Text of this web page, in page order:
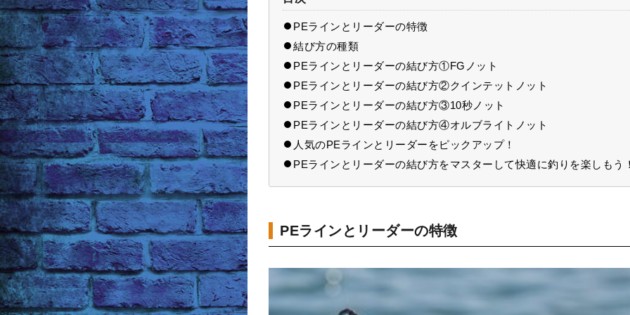
PEラインとリーダーの特徴
結び方の種類
PEラインとリーダーの結び方①FGノット
PEラインとリーダーの結び方②クインテットノット
PEラインとリーダーの結び方③10秒ノット
PEラインとリーダーの結び方④オルブライトノット
人気のPEラインとリーダーをピックアップ！
PEラインとリーダーの結び方をマスターして快適に釣りを楽しもう
PEラインとリーダーの特徴